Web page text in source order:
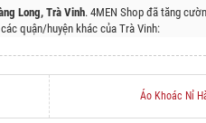
Long, Trà Vinh. 4MEN Shop đã tăng
quận/huyện khác của Trà Vinh:
Áo Khoác Nỉ